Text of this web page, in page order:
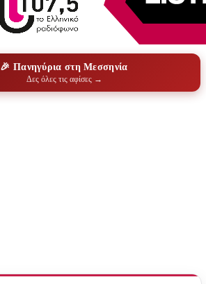
🎉 Πανηγύρια στη Μεσσηνία
Δες όλες τις αφίσες →